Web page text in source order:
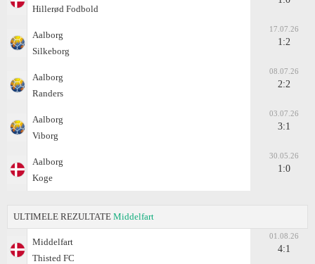
Hillerød Fodbold
Aalborg
Silkeborg
17.07.26
1:2
Aalborg
Randers
08.07.26
2:2
Aalborg
Viborg
03.07.26
3:1
Aalborg
Koge
30.05.26
1:0
ULTIMELE REZULTATE Middelfart
Middelfart
Thisted FC
01.08.26
4:1